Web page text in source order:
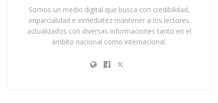
Somos un medio digital que busca con credibilidad,
imparcialidad e inmediatez mantener a los lectores
actualizados con diversas informaciones tanto en el
ámbito nacional como internacional.